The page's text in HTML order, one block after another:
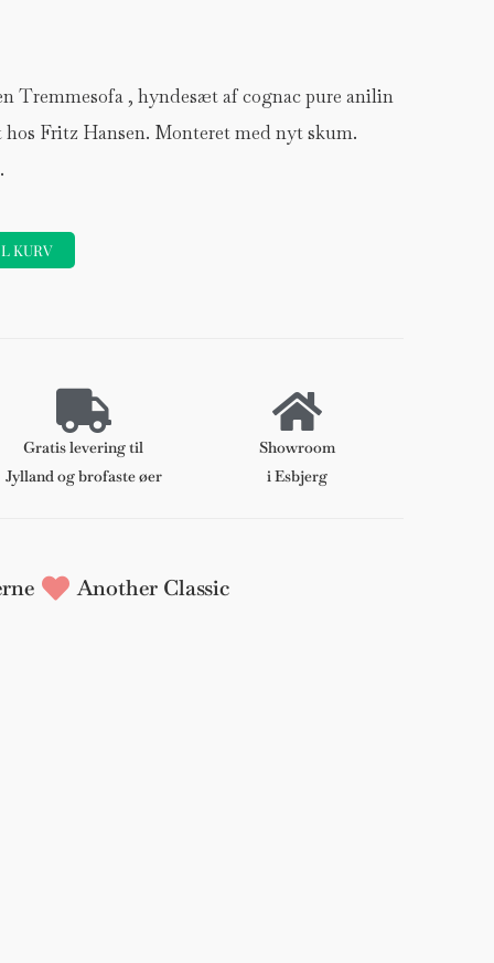
Tremmesofa , hyndesæt af cognac pure anilin
Fritz Hansen. Monteret med nyt skum.
KURV
Gratis levering til
Jylland og brofaste øer
Showroom
i Esbjerg
Another Classic